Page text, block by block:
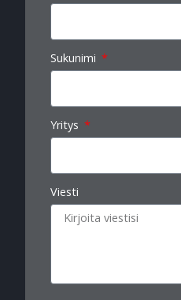
Sukunimi
Yritys
Viesti